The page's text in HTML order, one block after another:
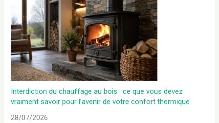
Interdiction du chauffage au bois : ce que vous devez
vraiment savoir pour l’avenir de votre confort thermique
28/07/2026